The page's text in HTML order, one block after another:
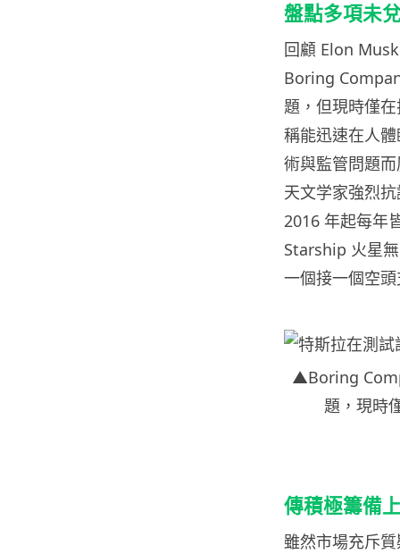
盤點多項未
回顧 Elon
Boring
題，但現時僅
稱能迅速在人
術與監管問題
天文学家強烈
2016 年起每年
Starship 火星
一個接一個空
▲Boring
題，現時
傳積極籌備
雖然市場充斥